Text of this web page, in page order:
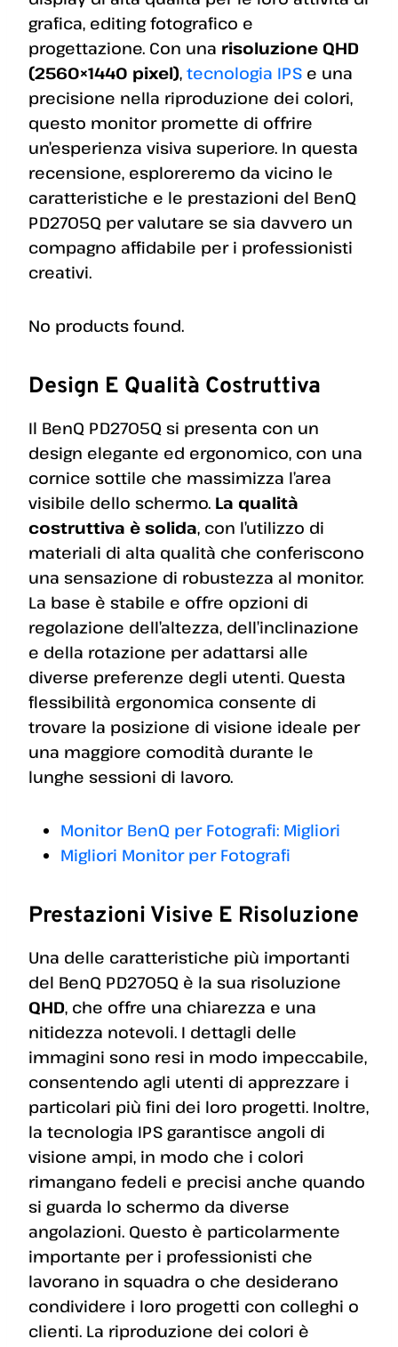
grafica, editing fotografico e
progettazione. Con una risoluzione QHD
(2560×1440 pixel), tecnologia IPS e una
precisione nella riproduzione dei colori,
questo monitor promette di offrire
un’esperienza visiva superiore. In questa
recensione, esploreremo da vicino le
caratteristiche e le prestazioni del BenQ
PD2705Q per valutare se sia davvero un
compagno affidabile per i professionisti
creativi.
No products found.
Design E Qualità Costruttiva
Il BenQ PD2705Q si presenta con un
design elegante ed ergonomico, con una
cornice sottile che massimizza l’area
visibile dello schermo. La qualità
costruttiva è solida, con l’utilizzo di
materiali di alta qualità che conferiscono
una sensazione di robustezza al monitor.
La base è stabile e offre opzioni di
regolazione dell’altezza, dell’inclinazione
e della rotazione per adattarsi alle
diverse preferenze degli utenti. Questa
flessibilità ergonomica consente di
trovare la posizione di visione ideale per
una maggiore comodità durante le
lunghe sessioni di lavoro.
Monitor BenQ per Fotografi: Migliori
Migliori Monitor per Fotografi
Prestazioni Visive E Risoluzione
Una delle caratteristiche più importanti
del BenQ PD2705Q è la sua risoluzione
QHD, che offre una chiarezza e una
nitidezza notevoli. I dettagli delle
immagini sono resi in modo impeccabile,
consentendo agli utenti di apprezzare i
particolari più fini dei loro progetti. Inoltre,
la tecnologia IPS garantisce angoli di
visione ampi, in modo che i colori
rimangano fedeli e precisi anche quando
si guarda lo schermo da diverse
angolazioni. Questo è particolarmente
importante per i professionisti che
lavorano in squadra o che desiderano
condividere i loro progetti con colleghi o
clienti. La riproduzione dei colori è